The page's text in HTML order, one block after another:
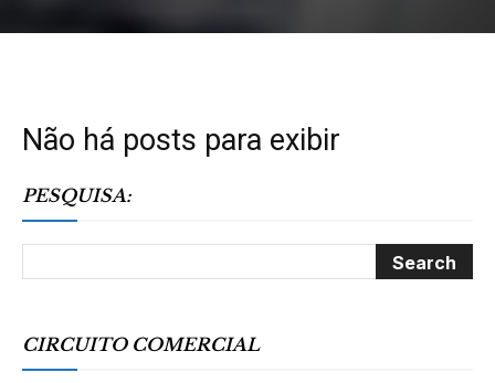
Não há posts para exibir
PESQUISA:
CIRCUITO COMERCIAL